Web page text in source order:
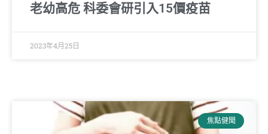
老幼高危 科委會研引入15價疫苗
2023年4月25日
焦點健聞